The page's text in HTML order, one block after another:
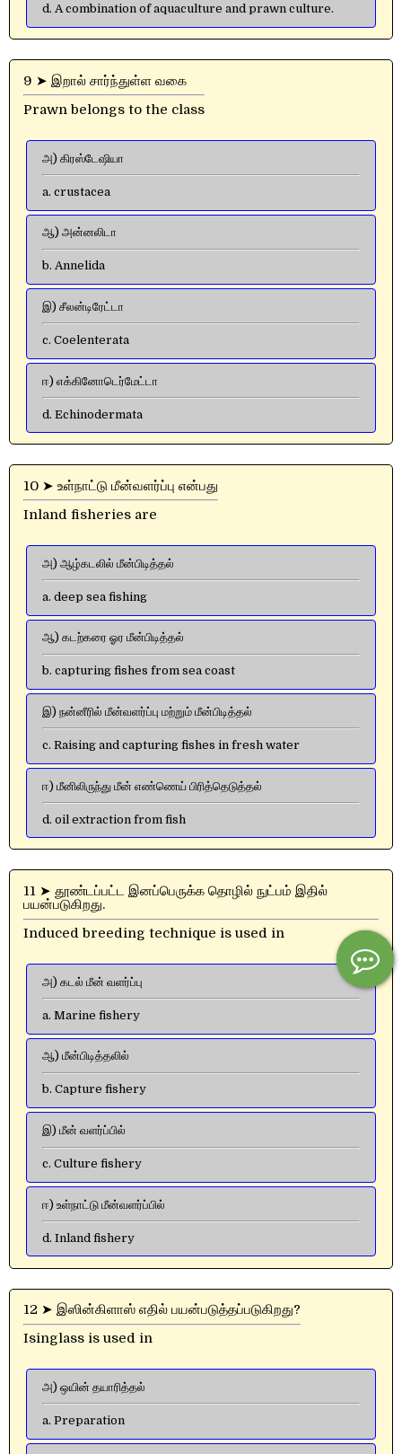
d. A combination of aquaculture and prawn culture.
9 ➤ இறால் சார்ந்துள்ள வகை
Prawn belongs to the class
அ) கிரஸ்டேஷியா
a. crustacea
ஆ) அன்னலிடா
b. Annelida
இ) சீலன்டிரேட்டா
c. Coelenterata
ஈ) எக்கினோடெர்மேட்டா
d. Echinodermata
10 ➤ உள்நாட்டு மீன்வளர்ப்பு என்பது
Inland fisheries are
அ) ஆழ்கடலில் மீன்பிடித்தல்
a. deep sea fishing
ஆ) கடற்கரை ஓர மீன்பிடித்தல்
b. capturing fishes from sea coast
இ) நன்னீரில் மீன்வளர்ப்பு மற்றும் மீன்பிடித்தல்
c. Raising and capturing fishes in fresh water
ஈ) மீனிலிருந்து மீன் எண்ணெய் பிரித்தெடுத்தல்
d. oil extraction from fish
11 ➤ தூண்டப்பட்ட இனப்பெருக்க தொழில் நுட்பம் இதில்
பயன்படுகிறது.
Induced breeding technique is used in
அ) கடல் மீன் வளர்ப்பு
a. Marine fishery
ஆ) மீன்பிடித்தலில்
b. Capture fishery
இ) மீன் வளர்ப்பில்
c. Culture fishery
ஈ) உள்நாட்டு மீன்வளர்ப்பில்
d. Inland fishery
12 ➤ இஸின்கிளாஸ் எதில் பயன்படுத்தப்படுகிறது?
Isinglass is used in
அ) ஒயின் தயாரித்தல்
a. Preparation